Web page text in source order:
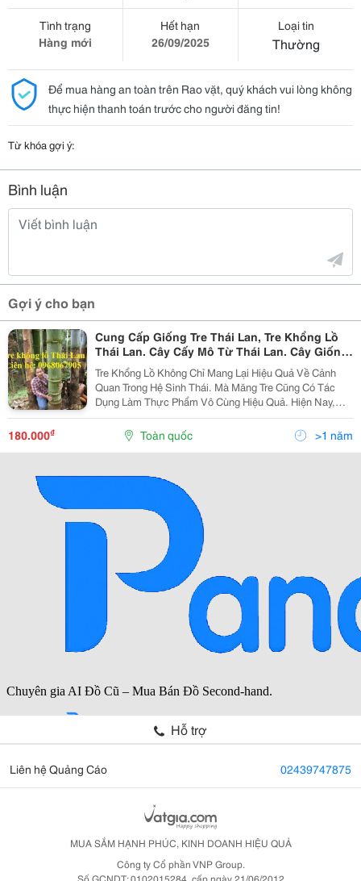
Tình trạng
Hàng mới
Hết hạn
26/09/2025
Loại tin
Thường
Để mua hàng an toàn trên Rao vặt, quý khách vui lòng không
thực hiện thanh toán trước cho người đăng tin!
Từ khóa gợi ý:
Bình luận
Gợi ý cho bạn
Cung Cấp Giống Tre Thái Lan, Tre Khổng Lồ
Thái Lan. Cây Cấy Mô Từ Thái Lan. Cây Giống
F1
Tre Khổng Lồ Không Chỉ Mang Lại Hiệu Quả Về Cảnh
Quan Trong Hệ Sinh Thái. Mà Măng Tre Cũng Có Tác
Dụng Làm Thực Phẩm Vô Cùng Hiệu Quả. Hiện Nay,
Giống Tre Đang Được Viện Cây Giống Trung Ương Bán
Và Cung Cấp Sỉ Lẻ Trên Toàn Quốc. Liên Hệ Để Được
180.000₫ Toàn quốc >1 năm
Hỗ trợ
Liên hệ Quảng Cáo 02439747875
MUA SẮM HẠNH PHÚC, KINH DOANH HIỆU QUẢ
Công ty Cổ phần VNP Group.
Số GCNDT: 0102015284, cấp ngày 21/06/2012